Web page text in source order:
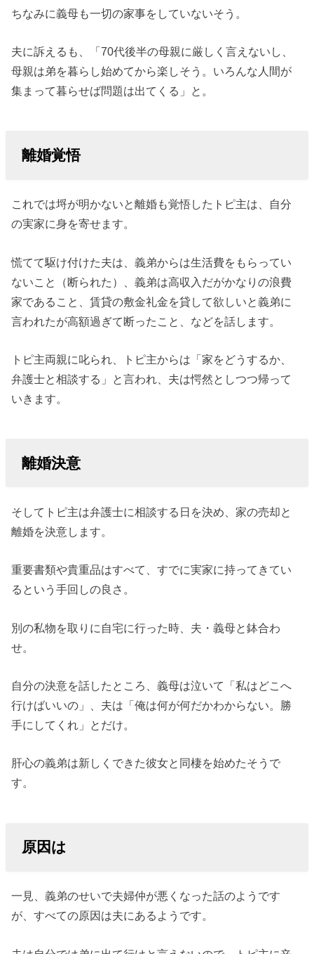
ちなみに義母も一切の家事をしていないそう。
夫に訴えるも、「70代後半の母親に厳しく言えないし、
母親は弟を暮らし始めてから楽しそう。いろんな人間が
集まって暮らせば問題は出てくる」と。
離婚覚悟
これでは埒が明かないと離婚も覚悟したトピ主は、自分
の実家に身を寄せます。
慌てて駆け付けた夫は、義弟からは生活費をもらってい
ないこと（断られた）、義弟は高収入だがかなりの浪費
家であること、賃貸の敷金礼金を貸して欲しいと義弟に
言われたが高額過ぎて断ったこと、などを話します。
トピ主両親に叱られ、トピ主からは「家をどうするか、
弁護士と相談する」と言われ、夫は愕然としつつ帰って
いきます。
離婚決意
そしてトピ主は弁護士に相談する日を決め、家の売却と
離婚を決意します。
重要書類や貴重品はすべて、すでに実家に持ってきてい
るという手回しの良さ。
別の私物を取りに自宅に行った時、夫・義母と鉢合わ
せ。
自分の決意を話したところ、義母は泣いて「私はどこへ
行けばいいの」、夫は「俺は何が何だかわからない。勝
手にしてくれ」とだけ。
肝心の義弟は新しくできた彼女と同棲を始めたそうで
す。
原因は
一見、義弟のせいで夫婦仲が悪くなった話のようです
が、すべての原因は夫にあるようです。